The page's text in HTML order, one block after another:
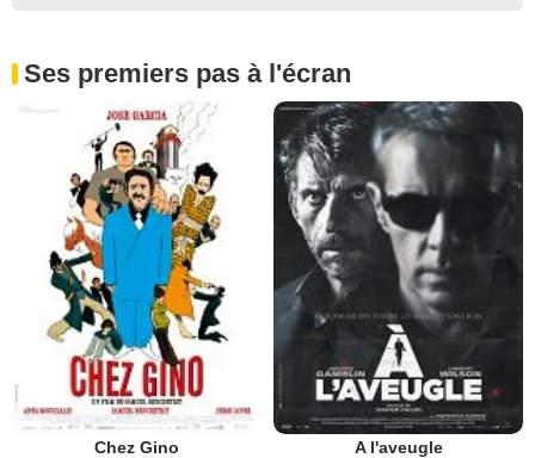
Ses premiers pas à l'écran
Chez Gino A l'aveugle